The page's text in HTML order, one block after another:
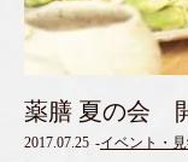
薬膳 夏の会
2017.07.25 -イベント・